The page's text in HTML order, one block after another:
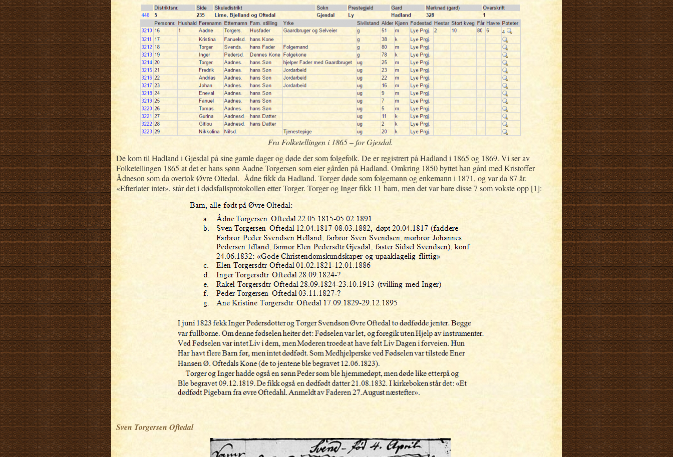
Fra Folketellingen i 1865 – for Gjesdal.
De kom til Hadland i Gjesdal på sine gamle dager og døde der som folgefolk. De er registrert på Hadland i 1865 og 1869. Vi ser av
Folketellingen 1865 at det er hans sønn Aadne Torgersen som eier gården på Hadland. Omkring 1850 byttet han gård med Kristoffer
Ådneson som da overtok Øvre Oltedal. Ådne fikk da Hadland. Torger døde som folgemann og enkemann i 1871, og var da 87 år.
«Efterlater intet», står det i dødsfallsprotokollen etter Torger. Torger og Inger fikk 11 barn, men det var bare disse 7 som vokste opp [1]:
.
Sven Torgersen Oftedal